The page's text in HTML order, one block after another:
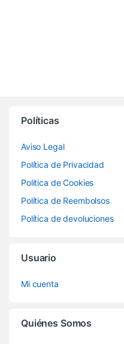
Políticas
Aviso Legal
Política de Privacidad
Politica de Cookies
Política de Reembolsos
Política de devoluciones
Usuario
Mi cuenta
Quiénes Somos